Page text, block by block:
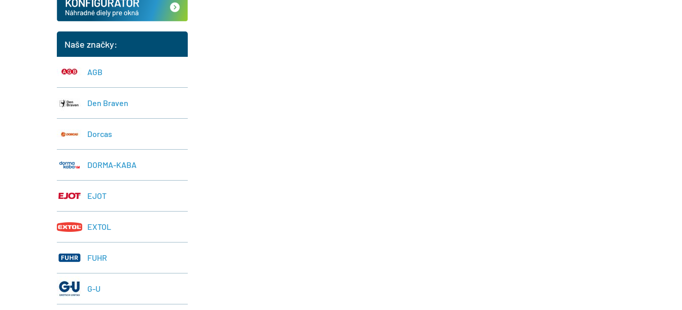
Naše značky:
AGB
Den Braven
Dorcas
DORMA-KABA
EJOT
EXTOL
FUHR
G-U